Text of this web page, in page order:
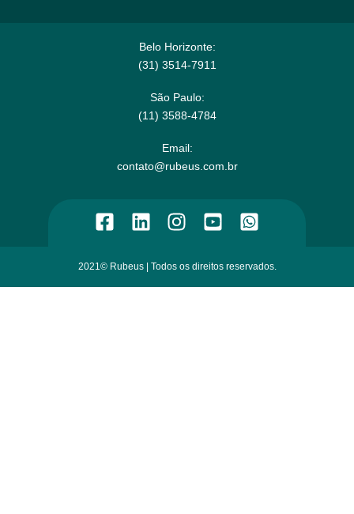
Belo Horizonte:
(31) 3514-7911​
São Paulo:
(11) 3588-4784​
Email:​
contato@rubeus.com.br​
2021© Rubeus | Todos os direitos reservados.